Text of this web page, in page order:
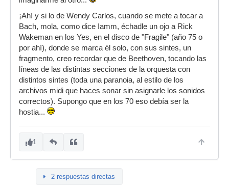
¡Ah! y si lo de Wendy Carlos, cuando se mete a tocar a
Bach, mola, como dice Iamm, échadle un ojo a Rick
Wakeman en los Yes, en el disco de "Fragile" (año 75 o
por ahí), donde se marca él solo, con sus sintes, un
fragmento, creo recordar que de Beethoven, tocando las
líneas de las distintas secciones de la orquesta con
distintos sintes (toda una paranoia, al estilo de los
archivos midi que haces sonar sin asignarle los sonidos
correctos). Supongo que en los 70 eso debía ser la
hostia...
1
2 respuestas directas